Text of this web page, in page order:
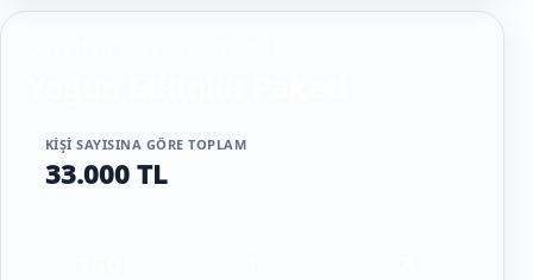
KIŞI SAYISINA GÖRE TOPLAM
33.000 TL